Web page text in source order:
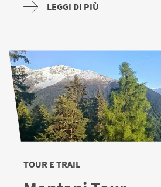
LEGGI DI PIÙ
TOUR E TRAIL